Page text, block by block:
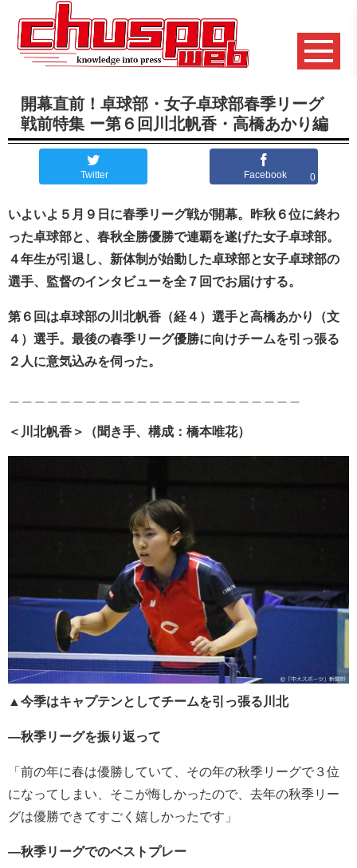
開幕直前！卓球部・女子卓球部春季リーグ
戦前特集 ー第６回川北帆香・高橋あかり編
Twitter Facebook 0
いよいよ５月９日に春季リーグ戦が開幕。昨秋６位に終わ
った卓球部と、春秋全勝優勝で連覇を遂げた女子卓球部。
４年生が引退し、新体制が始動した卓球部と女子卓球部の
選手、監督のインタビューを全７回でお届けする。
第６回は卓球部の川北帆香 （経４ ）選手と高橋あかり（文
４）選手。最後の春季リーグ優勝に向けチームを引っ張る
２人に意気込みを伺った。
＜川北帆香＞（聞き手、構成：橋本唯花）
▲今季はキャプテンとしてチームを引っ張る川北
―秋季リーグを振り返って
「前の年に春は優勝していて、その年の秋季リーグで３位
になってしまい、そこが悔しかったので、去年の秋季リー
グは優勝できてすごく嬉しかったです」
―秋季リーグでのベストプレー